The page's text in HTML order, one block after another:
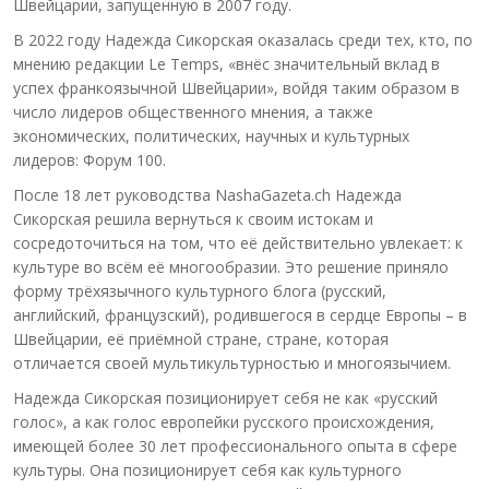
Швейцарии, запущенную в 2007 году.
В 2022 году Надежда Сикорская оказалась среди тех, кто, по
мнению редакции Le Temps, «внёс значительный вклад в
успех франкоязычной Швейцарии», войдя таким образом в
число лидеров общественного мнения, а также
экономических, политических, научных и культурных
лидеров: Форум 100.
После 18 лет руководства NashaGazeta.ch Надежда
Сикорская решила вернуться к своим истокам и
сосредоточиться на том, что её действительно увлекает: к
культуре во всём её многообразии. Это решение приняло
форму трёхязычного культурного блога (русский,
английский, французский), родившегося в сердце Европы – в
Швейцарии, её приёмной стране, стране, которая
отличается своей мультикультурностью и многоязычием.
Надежда Сикорская позиционирует себя не как «русский
голос», а как голос европейки русского происхождения,
имеющей более 30 лет профессионального опыта в сфере
культуры. Она позиционирует себя как культурного